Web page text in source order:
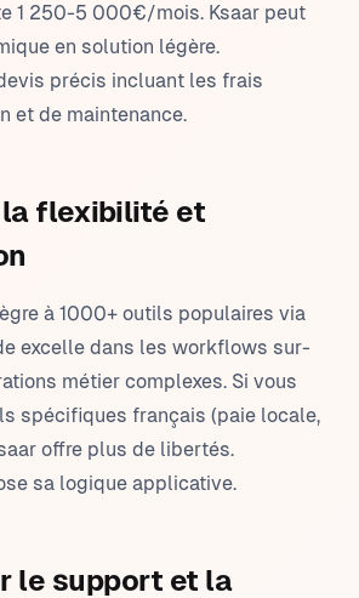
1 250-5 000€/mois. Ksaar peut
en solution légère.
précis incluant les frais
et de maintenance.
la flexibilité et
à 1000+ outils populaires via
excelle dans les workflows sur-
métier complexes. Si vous
spécifiques français (paie locale,
offre plus de libertés.
sa logique applicative.
le support et la